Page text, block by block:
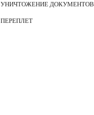
УНИЧТОЖЕНИЕ ДОКУМЕНТОВ
ПЕРЕПЛЕТ